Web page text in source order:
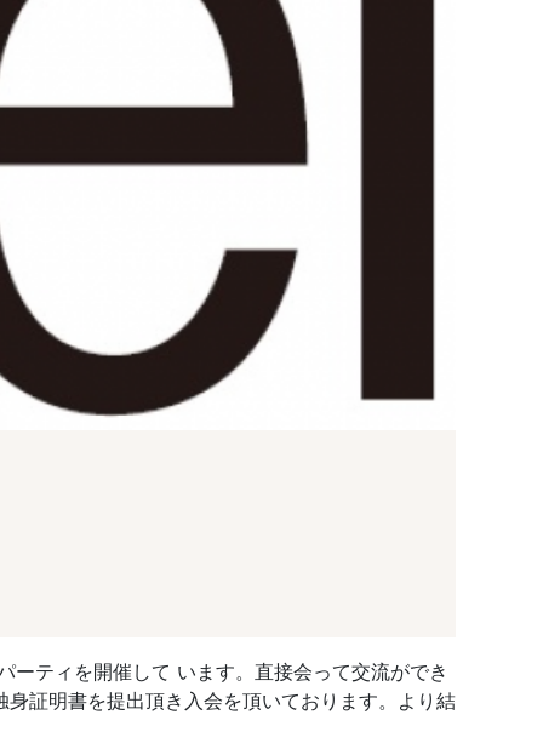
ティを開催して います。直接会って交流ができ
証明書を提出頂き入会を頂いております。より結